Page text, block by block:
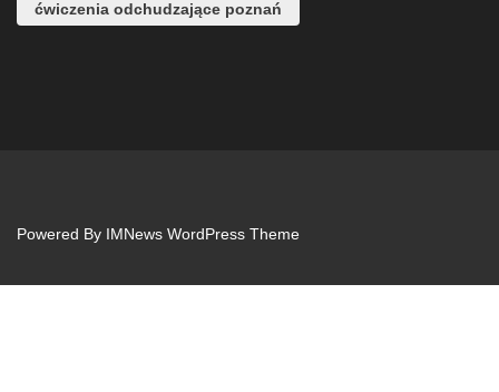
ćwiczenia odchudzające poznań
Powered By IMNews WordPress Theme